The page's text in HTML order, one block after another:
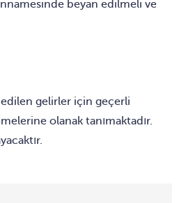
beyan edilmeli ve
edilen gelirler için geçerli
olanak tanımaktadır.